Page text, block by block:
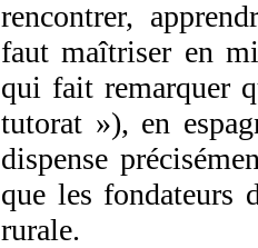
rencontrer,
faut maîtriser en
qui fait remarquer
tutorat »), en
dispense
que les fondateurs
rurale.